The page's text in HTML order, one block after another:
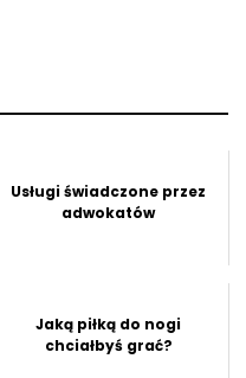
Usługi świadczone przez
adwokatów
Jaką piłką do nogi
chciałbyś grać?